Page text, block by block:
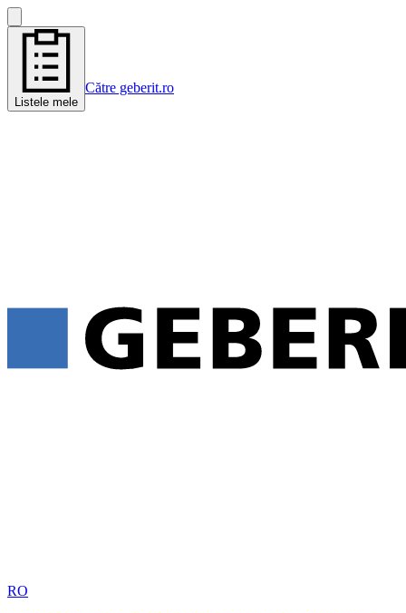
Listele mele
Către geberit.ro
RO